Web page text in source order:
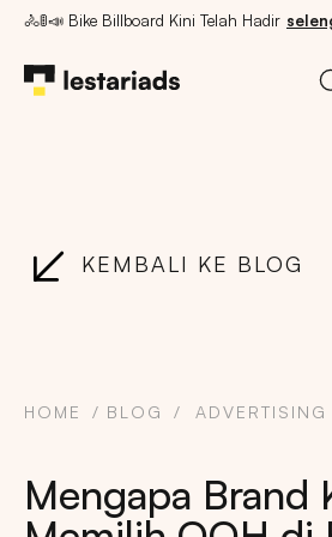
🚴🚦📣 Bike Billboard Kini Telah Hadir
KEMBALI KE BLOG
HOME BLOG ADVERTISING
Mengapa Brand